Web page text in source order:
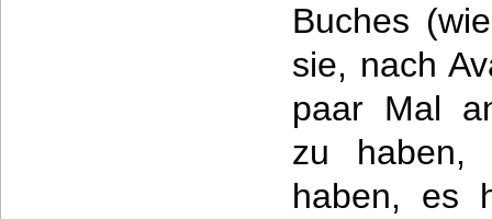
Buches
sie, nach
paar Mal
zu haben,
haben, es